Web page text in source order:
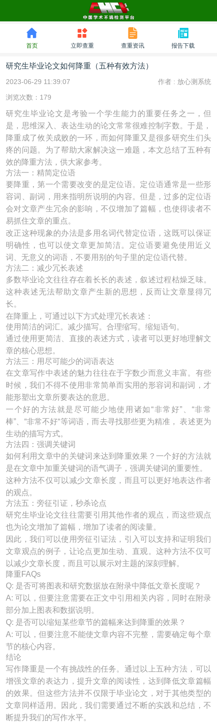
首页 立即查重 查重资讯 报告下载
研究生毕业论文如何降重（五种有效方法）
2023-06-29 11:39:07 作者 : 放心测系统
浏览次数：179
研究生毕业论文是考验一个学生能力的重要任务之一，但
是，思维深入、表达生动的论文常常很难控制字数。于是，
降重成了攸关成败的一环，而如何降重又是很多研究生们头
疼的问题。为了帮助大家解决这一难题，本文总结了五种有
效的降重方法，供大家参考。
方法一：精简定位语
要降重，第一个需要改变的是定位语。定位语通常是一些形
容词、副词，用来指明所说明的内容。但是，过多的定位语
会对文章产生冗余的影响，不仅增加了篇幅，也使得读者不
易抓住文章的重点。
改正这种现象的办法是多用名词代替定位语，这既可以保证
明确性，也可以使文章更加简洁。定位语要避免使用近义
词、无意义的词语，不要用别的句子里的定位语代替。
方法二：减少冗长表述
多数毕业论文往往存在着长长的表述，叙述过程枯燥乏味。
这种表述无法帮助文章产生新的思想，反而让文章显得冗
长。
在降重上，可通过以下方式处理冗长表述：
使用简洁的词汇。减少描写。合理缩写。缩短语句。
通过使用更简洁、直接的表述方式，读者可以更好地理解文
章的核心思想。
方法三：用尽可能少的词语表达
在文章写作中表述的魅力往往在于字数少而意义丰富。有些
时候，我们不得不使用非常简单而实用的形容词和副词，才
能形塑出文章所要表达的意思。
一个好的方法就是尽可能少地使用诸如“非常好”、“非常
棒”、“非常不好“等词语，而去寻找那些更为精准， 表述更为
生动的描写方式。
方法四：强调关键词
如何利用文章中的关键词来达到降重效果？一个好的方法就
是在文章中加重关键词的语气调子，强调关键词的重要性。
这种方法不仅可以减少文章长度，而且可以更好地表达作者
的观点。
方法五：旁征引证，秒杀论点
研究生毕业论文往往需要引用其他作者的观点，而这些观点
也为论文增加了篇幅，增加了读者的阅读量。
因此，我们可以使用旁征引证法，引入可以支持和证明我们
文章观点的例子，让论点更加生动、直观。这种方法不仅可
以减少文章长度，而且可以展示对主题的深刻理解。
降重FAQs
Q: 是否可将图表和研究数据放在附录中降低文章长度呢？
A: 可以，但要注意需要在正文中引用相关内容，同时在附录
部分加上图表和数据说明。
Q: 是否可以缩短某些章节的篇幅来达到降重的效果？
A: 可以，但要注意不能使文章内容不完整，需要确定每个章
节的核心内容。
结论
写作降重是一个有挑战性的任务。通过以上五种方法，可以
增强文章的表达力，提升文章的阅读性，达到降低文章篇幅
的效果。但这些方法并不仅限于毕业论文，对于其他类型的
文章同样适用。因此，我们需要通过不断的实践和总结，不
断提升我们的写作水平。